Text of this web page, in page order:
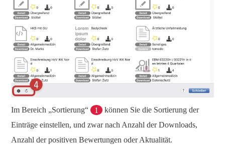
Im Bereich „Sortierung“ 1
können Sie die Sortierung der
Einträge einstellen, und zwar nach Anzahl der Downloads,
Anzahl der positiven Bewertungen oder Aktualität.